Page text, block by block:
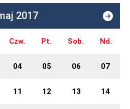
2017
Czw. Pt. Sob. Nd.
04 05 06 07
11 12 13 14